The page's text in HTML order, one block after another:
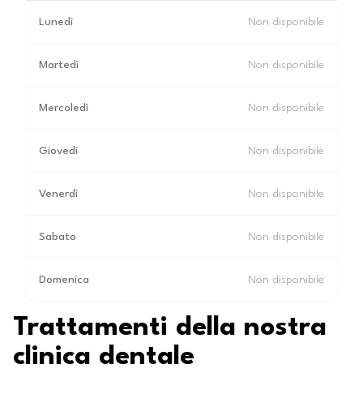
Lunedì Non disponibile
Martedì Non disponibile
Mercoledì Non disponibile
Giovedì Non disponibile
Venerdì Non disponibile
Sabato Non disponibile
Domenica Non disponibile
Trattamenti della nostra
clinica dentale